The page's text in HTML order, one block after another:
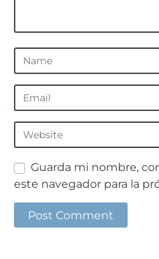
Guarda mi nombre,
este navegador para la